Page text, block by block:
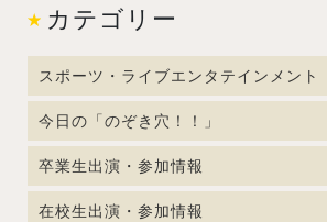
カテゴリー
スポーツ・ライブエンタテインメント
今日の「のぞき穴！！」
卒業生出演・参加情報
在校生出演・参加情報